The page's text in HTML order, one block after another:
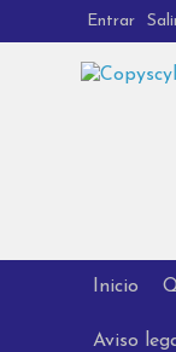
Entrar
Inicio
Aviso